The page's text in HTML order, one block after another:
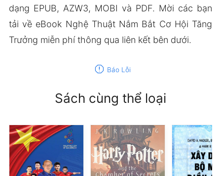
dạng EPUB, AZW3, MOBI và PDF. Mời các bạn
tải về eBook Nghệ Thuật Nắm Bắt Cơ Hội Tăng
Trưởng miễn phí thông qua liên kết bên dưới.
report Báo Lỗi
Sách cùng thể loại